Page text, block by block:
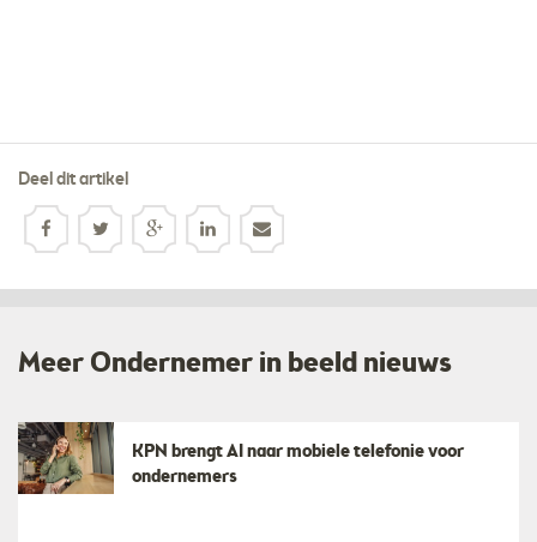
Deel dit artikel
Meer Ondernemer in beeld nieuws
KPN brengt AI naar mobiele telefonie voor
ondernemers